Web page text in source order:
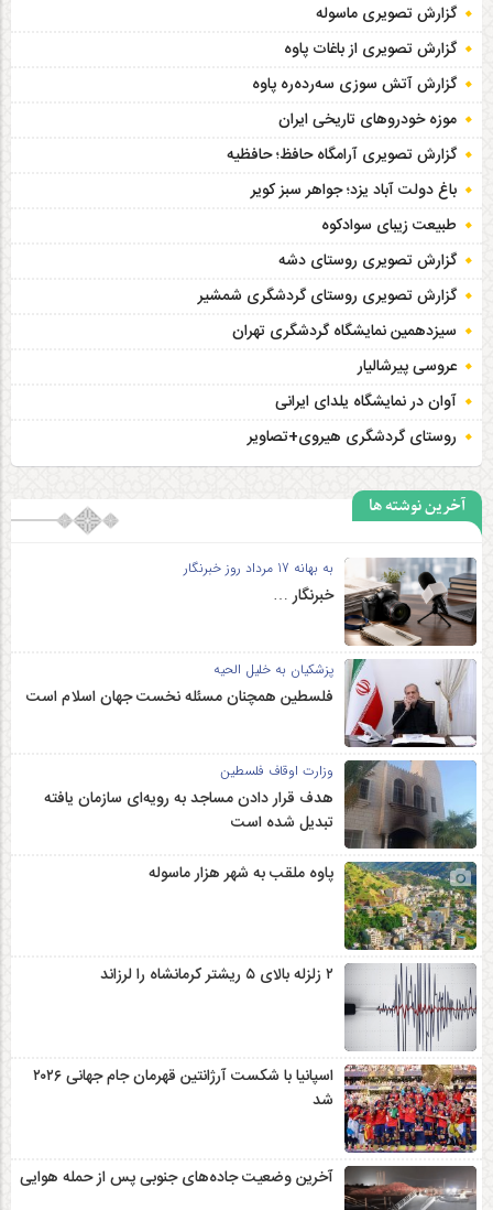
گزارش تصویری ماسوله
گزارش تصویری از باغات پاوه
گزارش آتش سوزی سەردەرە پاوه
موزه خودروهای تاریخی ایران
گزارش تصویری آرامگاه حافظ؛ حافظیه‎
باغ دولت آباد یزد؛ جواهر سبز کویر
طبیعت زیبای سوادکوه
گزارش تصویری روستای دشه
گزارش تصویری روستای گردشگری شمشیر
سیزدهمین نمایشگاه گردشگری تهران
عروسی پیرشالیار
آوان در نمایشگاه یلدای ایرانی
روستای گردشگری هیروی+تصاویر
آخرین نوشته ها
به بهانه 17 مرداد روز خبرنگار
خبرنگار …
پزشکیان به خلیل الحیه
فلسطین همچنان مسئله نخست جهان اسلام است
وزارت اوقاف فلسطین
هدف قرار دادن مساجد به رویه‌ای سازمان‌ یافته
تبدیل شده است
پاوه ملقب به شهر هزار ماسوله
۲ زلزله‌ بالای ۵ ریشتر کرمانشاه را لرزاند
اسپانیا با شکست آرژانتین قهرمان جام جهانی ۲۰۲۶
شد
آخرین وضعیت جاده‌های جنوبی پس از حمله هوایی